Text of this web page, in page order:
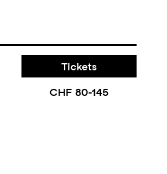
Tickets
CHF 80-145